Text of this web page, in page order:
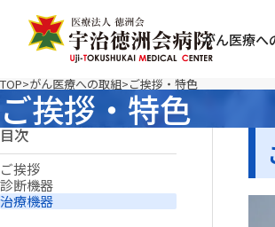
がん医療へ
TOP がん医療への取組 ご挨拶・特色
ご挨拶・特色
目次
ご挨拶
診断機器
治療機器